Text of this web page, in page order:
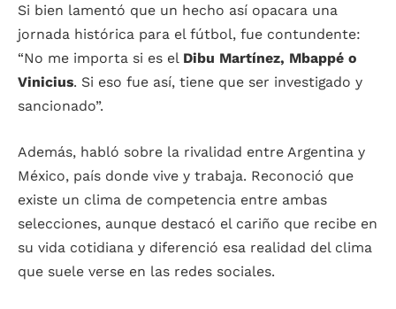
Si bien lamentó que un hecho así opacara una
jornada histórica para el fútbol, fue contundente:
“No me importa si es el Dibu Martínez, Mbappé o
Vinicius. Si eso fue así, tiene que ser investigado y
sancionado”.
Además, habló sobre la rivalidad entre Argentina y
México, país donde vive y trabaja. Reconoció que
existe un clima de competencia entre ambas
selecciones, aunque destacó el cariño que recibe en
su vida cotidiana y diferenció esa realidad del clima
que suele verse en las redes sociales.